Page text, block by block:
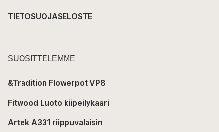
TIETOSUOJASELOSTE
SUOSITTELEMME
&Tradition Flowerpot VP8
Fitwood Luoto kiipeilykaari
Artek A331 riippuvalaisin